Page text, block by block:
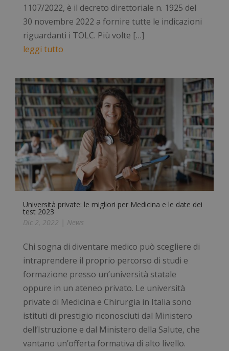
1107/2022, è il decreto direttoriale n. 1925 del
30 novembre 2022 a fornire tutte le indicazioni
riguardanti i TOLC. Più volte […]
leggi tutto
Università private: le migliori per Medicina e le date dei
test 2023
Dic 2, 2022
News
Chi sogna di diventare medico può scegliere di
intraprendere il proprio percorso di studi e
formazione presso un’università statale
oppure in un ateneo privato. Le università
private di Medicina e Chirurgia in Italia sono
istituti di prestigio riconosciuti dal Ministero
dell’Istruzione e dal Ministero della Salute, che
vantano un’offerta formativa di alto livello.